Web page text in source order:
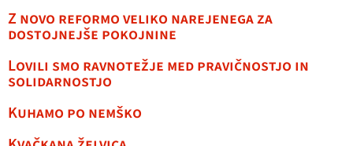
Z novo reformo veliko narejenega za
dostojnejše pokojnine
Lovili smo ravnotežje med pravičnostjo in
solidarnostjo
Kuhamo po nemško